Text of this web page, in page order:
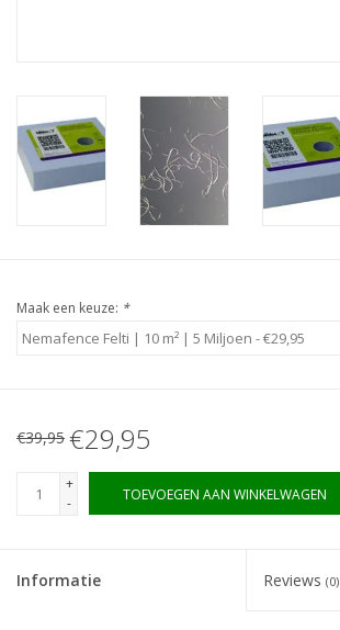
Nestkasten
Boom bewatering
Treeportleden:
Merken
Maak een keuze: *
€39,95 €29,95
+
-
TOEVOEGEN AAN WINKELWAGEN
Informatie Reviews (0)